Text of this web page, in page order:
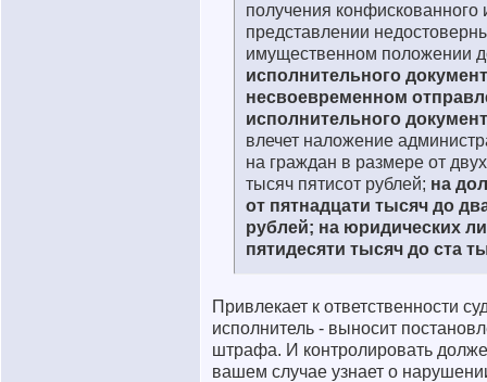
получения конфискованного
представлении
имущественном положении
исполнительного
несвоевременном
исполнительного
влечет наложение
на граждан в размере от
тысяч пятисот рублей; на
от пятнадцати тысяч до
рублей; на юридических
пятидесяти тысяч до ста
Привлекает к ответственности
исполнитель - выносит
штрафа. И контролировать
вашем случае узнает о